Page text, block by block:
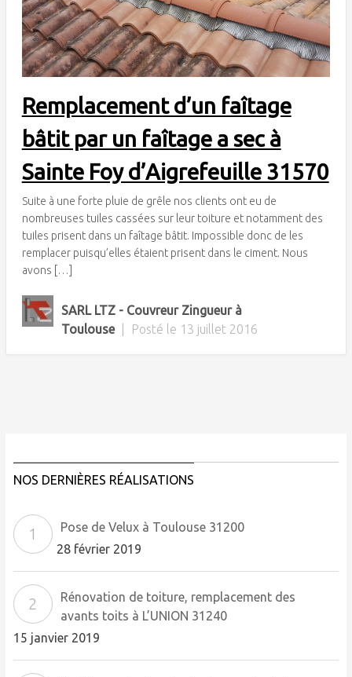
Remplacement d’un faîtage
bâtit par un faîtage a sec à
Sainte Foy d’Aigrefeuille 31570
Suite à une forte pluie de grêle nos clients ont eu de
nombreuses tuiles cassées sur leur toiture et notamment des
tuiles prisent dans un faîtage bâtit. Impossible donc de les
remplacer puisqu’elles étaient prisent dans le ciment. Nous
avons […]
SARL LTZ - Couvreur Zingueur à
Toulouse
Posté le 13 juillet 2016
NOS DERNIÈRES RÉALISATIONS
Pose de Velux à Toulouse 31200
28 février 2019
Rénovation de toiture, remplacement des
avants toits à L’UNION 31240
15 janvier 2019